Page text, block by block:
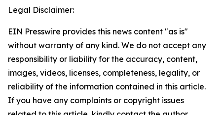
Legal Disclaimer:
EIN Presswire provides this news content "as is"
without warranty of any kind. We do not accept any
responsibility or liability for the accuracy, content,
images, videos, licenses, completeness, legality, or
reliability of the information contained in this article.
If you have any complaints or copyright issues